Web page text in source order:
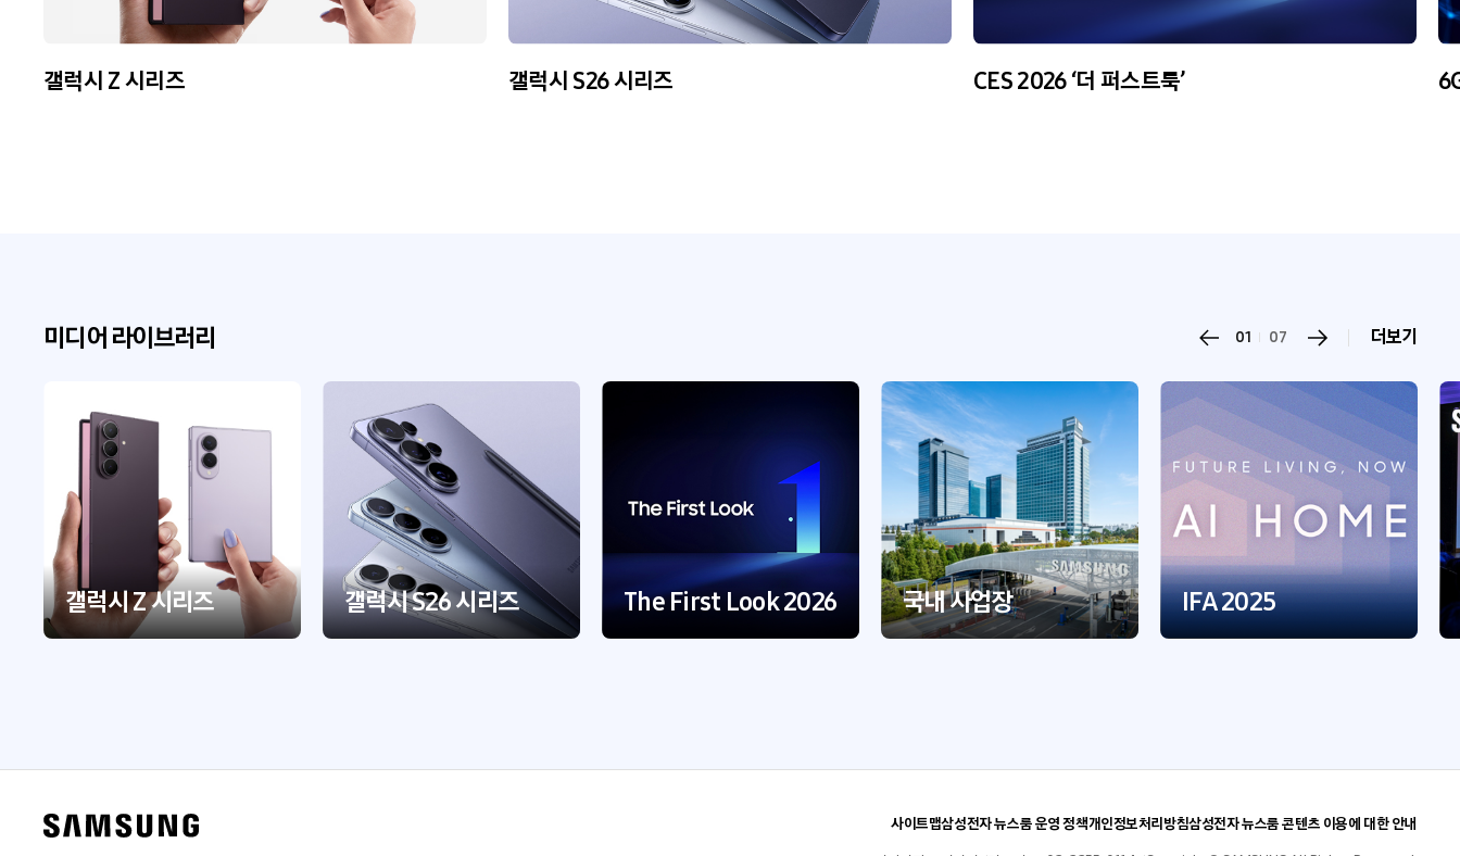
갤럭시 Z 시리즈 갤럭시 S26 시리즈 CES 2026 ‘더 퍼스트룩’
미디어 라이브러리 01 07 더보기
갤럭시 Z 시리즈 갤럭시 S26 시리즈 The First Look 2026 국내 사업장 IFA 2025
사이트맵삼성전자 뉴스룸 운영 정책개인정보처리방침삼성전자 뉴스룸 콘텐츠 이용에 대한 안내